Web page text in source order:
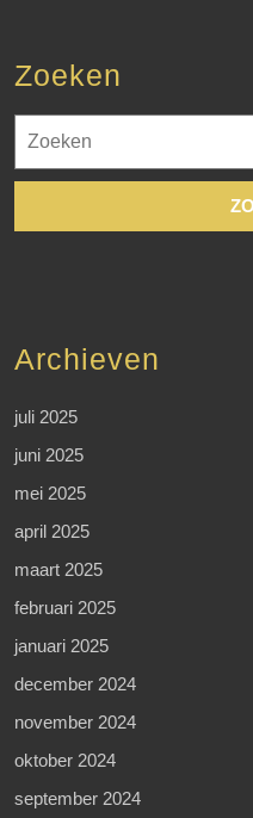
Zoeken
naar:
Archieven
juli 2025
juni 2025
mei 2025
april 2025
maart 2025
februari 2025
januari 2025
december 2024
november 2024
oktober 2024
september 2024